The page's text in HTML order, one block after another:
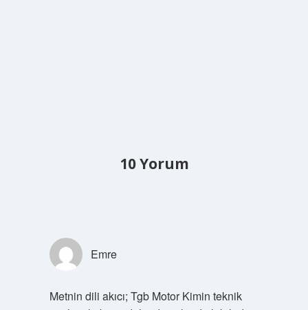
10 Yorum
Emre
Metnin dili akıcı; Tgb Motor Kimin teknik